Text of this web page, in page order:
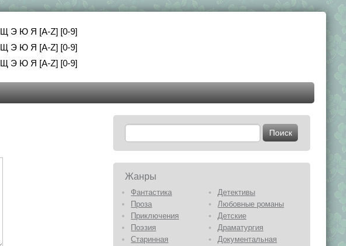
Щ Э Ю Я [A-Z] [0-9]
Щ Э Ю Я [A-Z] [0-9]
Щ Э Ю Я [A-Z] [0-9]
Жанры
Фантастика
Детективы
Проза
Любовные романы
Приключения
Детские
Поэзия
Драматургия
Старинная
Документальная